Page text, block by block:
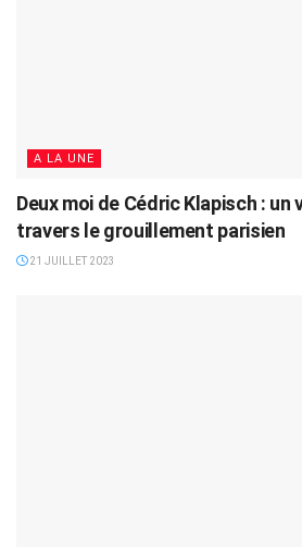
A LA UNE
Deux moi de Cédric Klapisch :
travers le grouillement parisien
21 JUILLET 2023